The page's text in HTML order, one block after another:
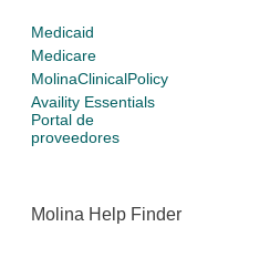
Medicaid
Medicare
MolinaClinicalPolicy
Availity Essentials
Portal de
proveedores
Molina Help Finder